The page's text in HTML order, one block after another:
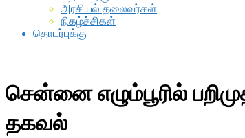
அரசியல் தலைவர்கள்
நிகழ்ச்சிகள்
தொடர்புக்கு
சென்னை எழும்பூரில்
தகவல்